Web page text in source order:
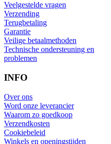
Veelgestelde vragen
Verzending
Terugbetaling
Garantie
Veilige betaalmethoden
Technische ondersteuning en
problemen
INFO
Over ons
Word onze leverancier
Waarom zo goedkoop
Verzendkosten
Cookiebeleid
Winkels en openingstijden